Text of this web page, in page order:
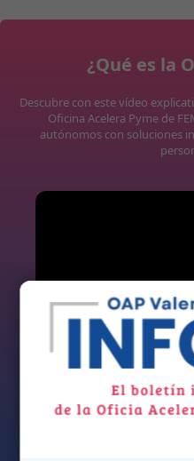
¿Qué es la
Descubre con este vídeo
Oficina Acelera Pyme de
autónomos con soluciones